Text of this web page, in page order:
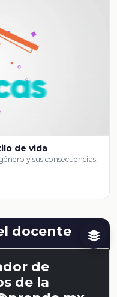
de vida
y sus consecuencias,
docente
de
de la